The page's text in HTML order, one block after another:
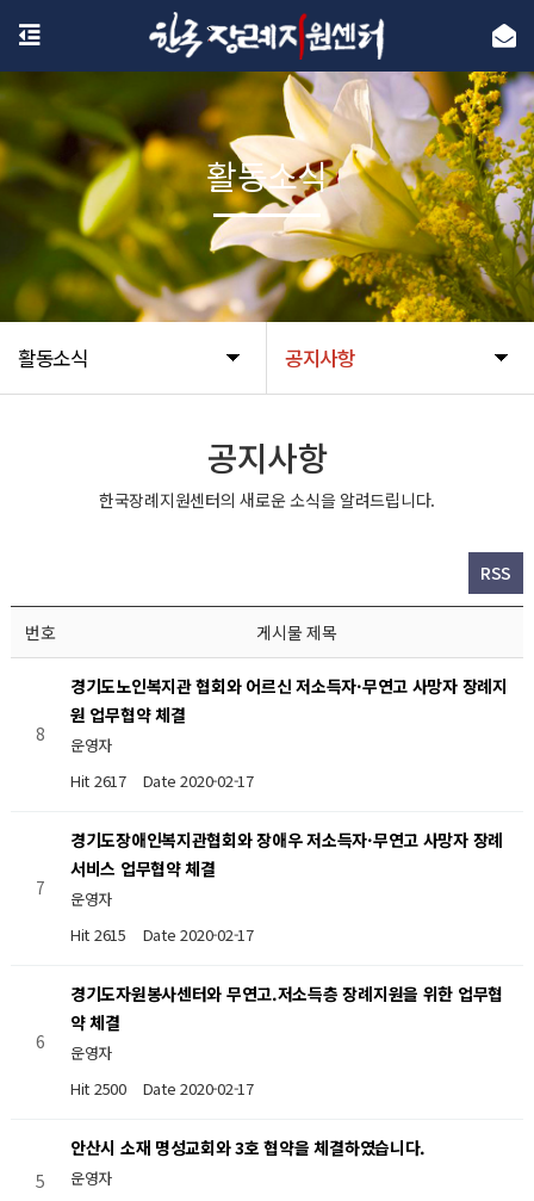
활동소식 공지사항
활동소식
공지사항
한국장례지원센터의 새로운 소식을 알려드립니다.
RSS
번호 게시물 제목
8
경기도노인복지관 협회와 어르신 저소득자·무연고 사망자 장례지
원 업무협약 체결
운영자
Hit 2617
Date 2020-02-17
7
경기도장애인복지관협회와 장애우 저소득자·무연고 사망자 장례
서비스 업무협약 체결
운영자
Hit 2615
Date 2020-02-17
6
경기도자원봉사센터와 무연고.저소득층 장례지원을 위한 업무협
약 체결
운영자
Hit 2500
Date 2020-02-17
5
안산시 소재 명성교회와 3호 협약을 체결하였습니다.
운영자